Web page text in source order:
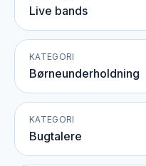
Live bands
KATEGORI
Børneunderholdning
KATEGORI
Bugtalere